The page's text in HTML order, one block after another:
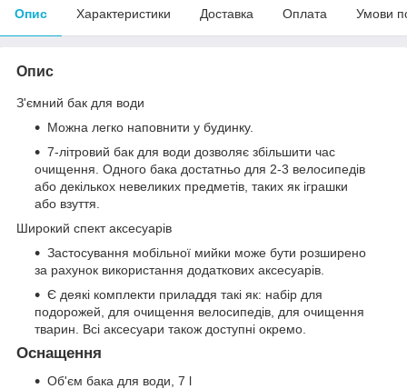
Опис Характеристики Доставка Оплата Умови
Опис
З'ємний бак для води
Можна легко наповнити у будинку.
7-літровий бак для води дозволяє збільшити час
очищення. Одного бака достатньо для 2-3 велосипедів
або декількох невеликих предметів, таких як іграшки
або взуття.
Широкий спект аксесуарів
Застосування мобільної мийки може бути розширено
за рахунок використання додаткових аксесуарів.
Є деякі комплекти приладдя такі як: набір для
подорожей, для очищення велосипедів, для очищення
тварин. Всі аксесуари також доступні окремо.
Оснащення
Об'єм бака для води, 7 l